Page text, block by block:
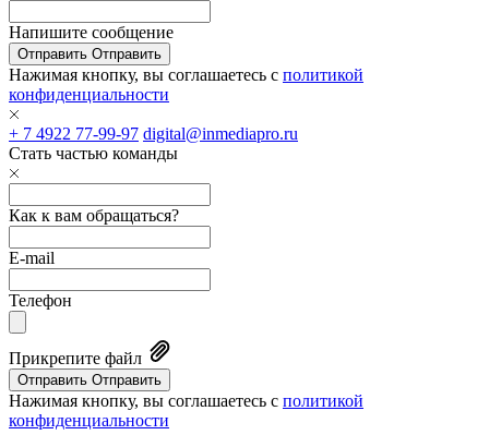
Напишите сообщение
Отправить Отправить
Нажимая кнопку, вы соглашаетесь с политикой
конфиденциальности
+ 7 4922 77-99-97 digital@inmediapro.ru
Стать частью команды
Как к вам обращаться?
E-mail
Телефон
Прикрепите файл
Отправить Отправить
Нажимая кнопку, вы соглашаетесь с политикой
конфиденциальности